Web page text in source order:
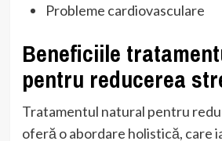
Probleme cardiovasculare
Beneficiile
pentru reducerea
Tratamentul natural pentru
oferă o abordare holistică, care